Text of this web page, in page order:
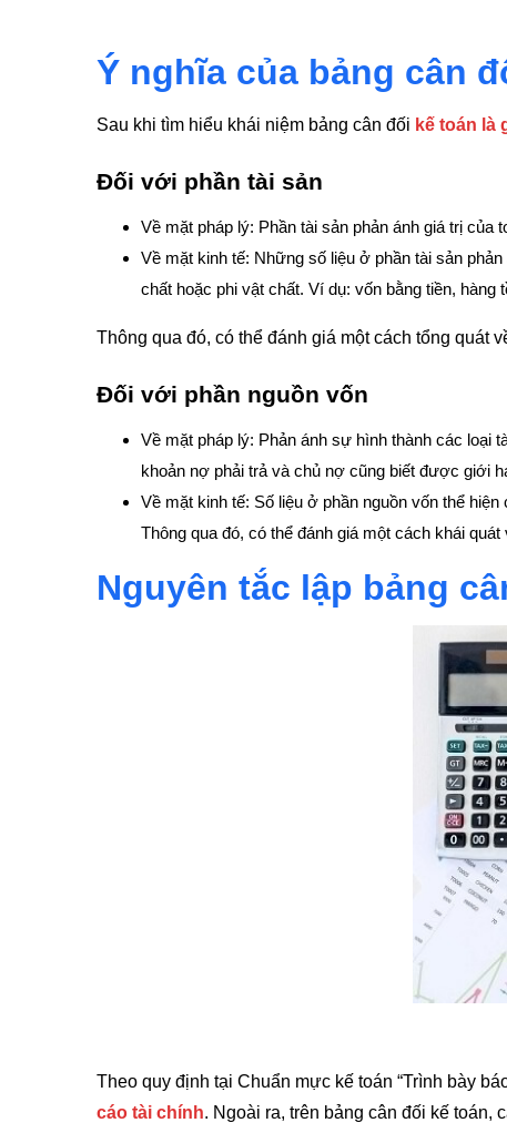
Ý nghĩa của bảng cân
Sau khi tìm hiểu khái niệm bảng cân đối kế toán là
Đối với phần tài sản
Về mặt pháp lý: Phần tài sản phản ánh giá trị của
Về mặt kinh tế: Những số liệu ở phần tài sản
chất hoặc phi vật chất. Ví dụ: vốn bằng tiền,
Thông qua đó, có thể đánh giá một cách tổng quát
Đối với phần nguồn vốn
Về mặt pháp lý: Phản ánh sự hình thành các loại
khoản nợ phải trả và chủ nợ cũng biết được giới
Về mặt kinh tế: Số liệu ở phần nguồn vốn thể
Thông qua đó, có thể đánh giá một cách khái
Nguyên tắc lập bảng
Theo quy định tại Chuẩn mực kế toán “Trình bày
cáo tài chính. Ngoài ra, trên bảng cân đối kế toán,